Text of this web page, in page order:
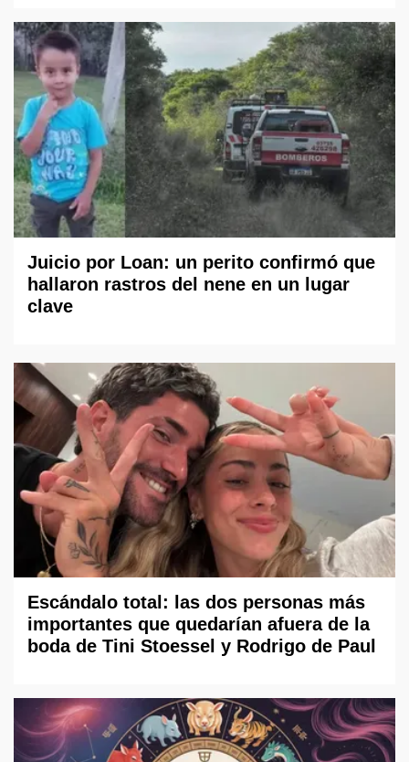
Juicio por Loan: un perito confirmó que
hallaron rastros del nene en un lugar
clave
Escándalo total: las dos personas más
importantes que quedarían afuera de la
boda de Tini Stoessel y Rodrigo de Paul